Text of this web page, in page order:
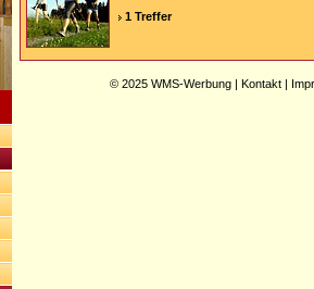
1 Treffer
© 2025 WMS-Werbung | Kontakt |